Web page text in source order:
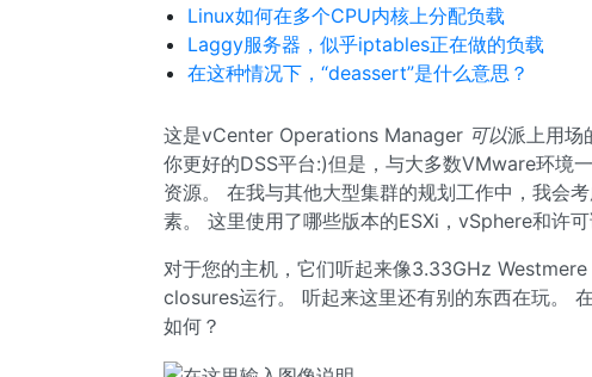
Linux如何在多个CPU内核上分配负载
Laggy服务器，似乎iptables正在做的负载
在这种情况下，“deassert”是什么意思？
这是vCenter Operations Manager 可以派上用场
你更好的DSS平台:)但是，与大多数VMware环境
资源。 在我与其他大型集群的规划工作中，我会
素。 这里使用了哪些版本的ESXi，vSphere和许可
对于您的主机，它们听起来像3.33GHz
closures运行。 听起来这里还有别的东西在玩。
如何？